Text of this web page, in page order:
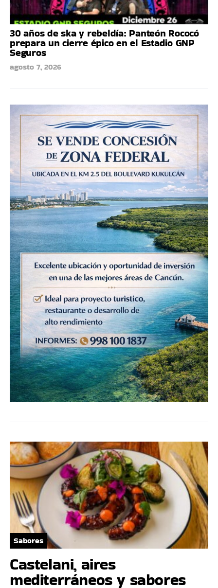
30 años de ska y rebeldía: Panteón Rococó
prepara un cierre épico en el Estadio GNP
Seguros
agosto 7, 2026
Sabores
Castelani, aires
mediterráneos y sabores